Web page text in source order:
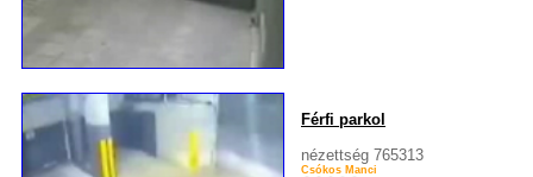
Férfi parkol
nézettség 765313
Csókos Manci